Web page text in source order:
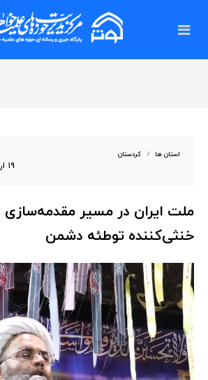
استان ها کردستان
۱۹ اردیبهشت ۱۴۰۵، ۱۲:۰۷
ملت ایران در مسیر
خنثی‌کننده توطئه دشمن